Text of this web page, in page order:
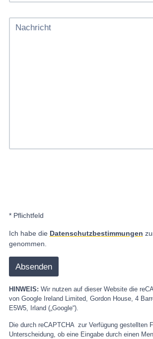
* Pflichtfeld
Ich habe die Datenschutzbestimmungen
genommen.
HINWEIS: Wir nutzen auf dieser Website die
von Google Ireland Limited, Gordon House, 4
E5W5, Irland („Google“).
Die durch reCAPTCHA zur Verfügung gestellten
Unterscheidung, ob eine Eingabe durch einen